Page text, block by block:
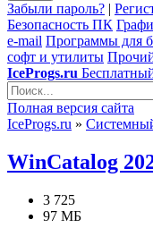
Забыли пароль? |
Безопасность ПК
e-mail Программы для
софт и утилиты
IceProgs.ru
Полная версия сайта
IceProgs.ru »
WinCatalog
3 725
97 МБ